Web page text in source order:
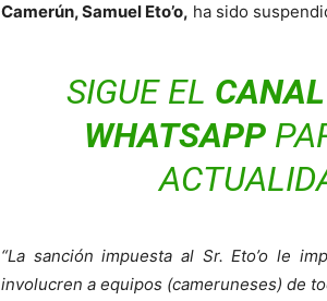
Camerún, Samuel Eto’o, ha sido
SIGUE EL
WHATSAPP
“La sanción impuesta al Sr. Eto’o le
involucren a equipos (cameruneses) de